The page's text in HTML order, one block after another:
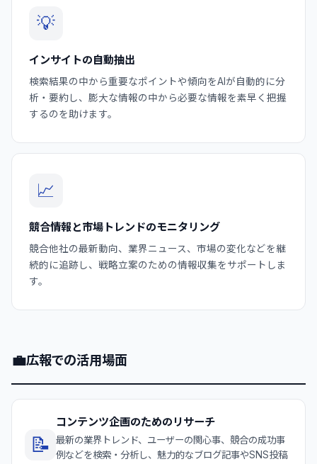
💡
インサイトの自動抽出
検索結果の中から重要なポイントや傾向をAIが自動的に分
析・要約し、膨大な情報の中から必要な情報を素早く把握
するのを助けます。
📈
競合情報と市場トレンドのモニタリング
競合他社の最新動向、業界ニュース、市場の変化などを継
続的に追跡し、戦略立案のための情報収集をサポートしま
す。
💼広報での活用場面
📝
コンテンツ企画のためのリサーチ
最新の業界トレンド、ユーザーの関心事、競合の成功事
例などを検索・分析し、魅力的なブログ記事やSNS投稿